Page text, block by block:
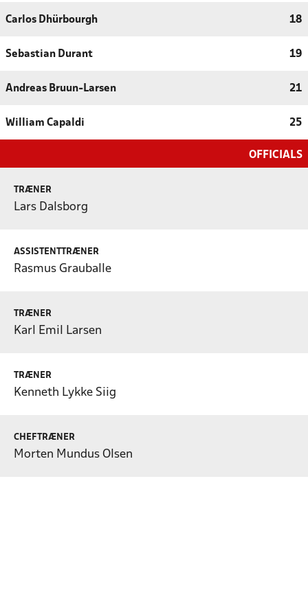
Carlos Dhürbourgh 18
Sebastian Durant 19
Andreas Bruun-Larsen 21
William Capaldi 25
OFFICIALS
TRÆNER
Lars Dalsborg
ASSISTENTTRÆNER
Rasmus Grauballe
TRÆNER
Karl Emil Larsen
TRÆNER
Kenneth Lykke Siig
CHEFTRÆNER
Morten Mundus Olsen